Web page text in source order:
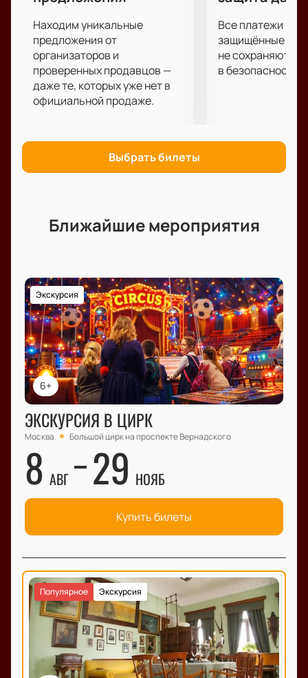
Находим уникальные
предложения от
организаторов и
проверенных продавцов —
даже те, которых уже нет в
официальной продаже.
Все платежи
защищённые
не сохраняются
в безопасности.
Выбрать билеты
Ближайшие мероприятия
6+
Экскурсия
ЭКСКУРСИЯ В ЦИРК
Москва Большой цирк на проспекте Вернадского
8 АВГ 29 НОЯБ
Купить билеты
Экскурсия
Популярное